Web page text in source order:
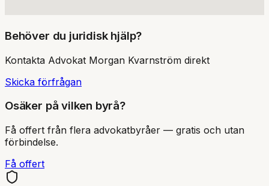
Behöver du juridisk hjälp?
Kontakta Advokat Morgan Kvarnström direkt
Skicka förfrågan
Osäker på vilken byrå?
Få offert från flera advokatbyråer — gratis och utan
förbindelse.
Få offert